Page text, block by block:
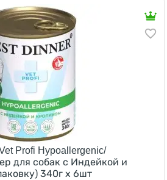
Profi Hypoallergenic/
для собак с Индейкой и
340г х 6шт